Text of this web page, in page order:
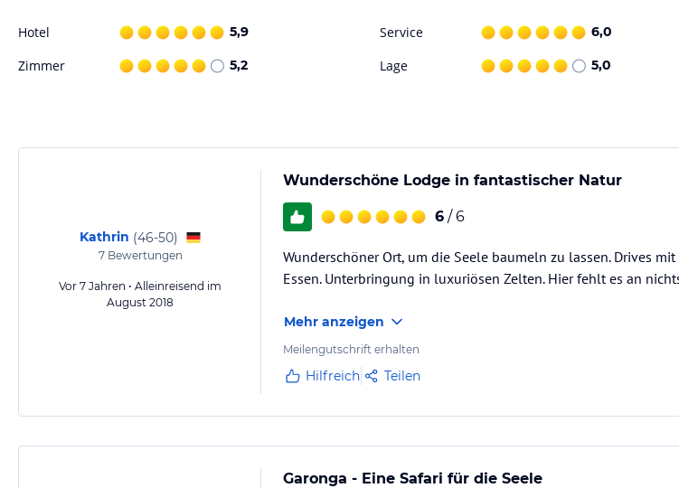
Hotel 5,9 Service 6,0
Zimmer 5,2 Lage 5,0
Kathrin (46-50)
7Bewertungen
Vor 7 Jahren • Alleinreisend im
August 2018
Wunderschöne Lodge in fantastischer Natur
6 / 6
Wunderschöner Ort, um die Seele baumeln zu lassen. Drives
Essen. Unterbringung in luxuriösen Zelten. Hier fehlt es an
Mehr anzeigen
Meilengutschrift erhalten
Hilfreich Teilen
Garonga - Eine Safari für die Seele